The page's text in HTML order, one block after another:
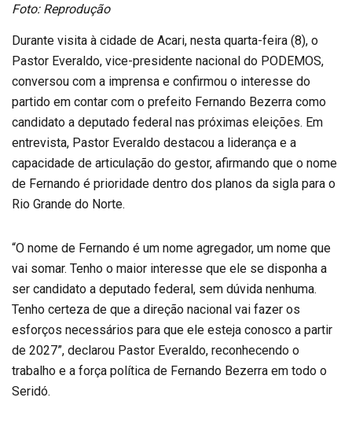
Foto: Reprodução
Durante visita à cidade de Acari, nesta quarta-feira (8), o
Pastor Everaldo, vice-presidente nacional do PODEMOS,
conversou com a imprensa e confirmou o interesse do
partido em contar com o prefeito Fernando Bezerra como
candidato a deputado federal nas próximas eleições. Em
entrevista, Pastor Everaldo destacou a liderança e a
capacidade de articulação do gestor, afirmando que o nome
de Fernando é prioridade dentro dos planos da sigla para o
Rio Grande do Norte.
“O nome de Fernando é um nome agregador, um nome que
vai somar. Tenho o maior interesse que ele se disponha a
ser candidato a deputado federal, sem dúvida nenhuma.
Tenho certeza de que a direção nacional vai fazer os
esforços necessários para que ele esteja conosco a partir
de 2027”, declarou Pastor Everaldo, reconhecendo o
trabalho e a força política de Fernando Bezerra em todo o
Seridó.